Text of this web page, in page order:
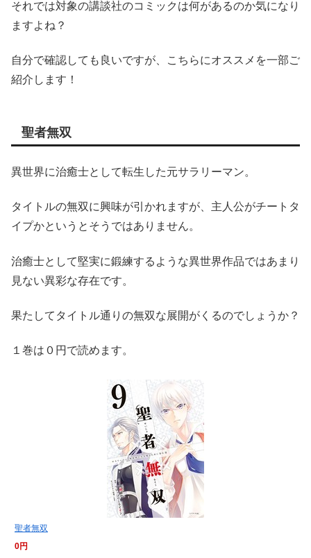
それでは対象の講談社のコミックは何があるのか気になり
ますよね？
自分で確認しても良いですが、こちらにオススメを一部ご
紹介します！
聖者無双
異世界に治癒士として転生した元サラリーマン。
タイトルの無双に興味が引かれますが、主人公がチートタ
イプかというとそうではありません。
治癒士として堅実に鍛練するような異世界作品ではあまり
見ない異彩な存在です。
果たしてタイトル通りの無双な展開がくるのでしょうか？
１巻は０円で読めます。
聖者無双
0円